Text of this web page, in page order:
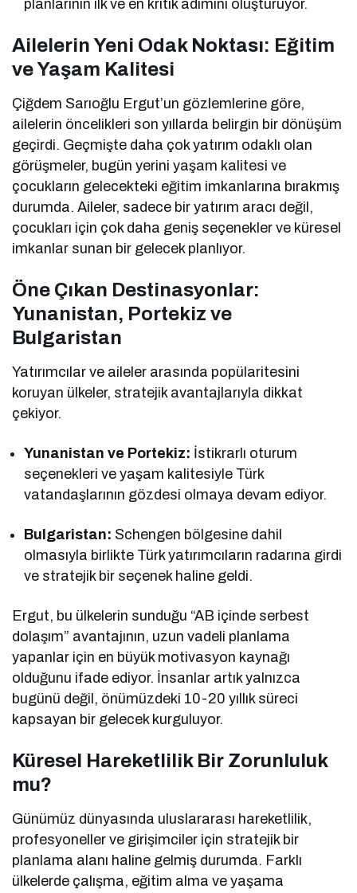
planlarının ilk ve en kritik adımını oluşturuyor.
Ailelerin Yeni Odak Noktası: Eğitim
ve Yaşam Kalitesi
Çiğdem Sarıoğlu Ergut’un gözlemlerine göre,
ailelerin öncelikleri son yıllarda belirgin bir dönüşüm
geçirdi. Geçmişte daha çok yatırım odaklı olan
görüşmeler, bugün yerini yaşam kalitesi ve
çocukların gelecekteki eğitim imkanlarına bırakmış
durumda. Aileler, sadece bir yatırım aracı değil,
çocukları için çok daha geniş seçenekler ve küresel
imkanlar sunan bir gelecek planlıyor.
Öne Çıkan Destinasyonlar:
Yunanistan, Portekiz ve
Bulgaristan
Yatırımcılar ve aileler arasında popülaritesini
koruyan ülkeler, stratejik avantajlarıyla dikkat
çekiyor.
Yunanistan ve Portekiz: İstikrarlı oturum
seçenekleri ve yaşam kalitesiyle Türk
vatandaşlarının gözdesi olmaya devam ediyor.
Bulgaristan: Schengen bölgesine dahil
olmasıyla birlikte Türk yatırımcıların radarına girdi
ve stratejik bir seçenek haline geldi.
Ergut, bu ülkelerin sunduğu “AB içinde serbest
dolaşım” avantajının, uzun vadeli planlama
yapanlar için en büyük motivasyon kaynağı
olduğunu ifade ediyor. İnsanlar artık yalnızca
bugünü değil, önümüzdeki 10-20 yıllık süreci
kapsayan bir gelecek kurguluyor.
Küresel Hareketlilik Bir Zorunluluk
mu?
Günümüz dünyasında uluslararası hareketlilik,
profesyoneller ve girişimciler için stratejik bir
planlama alanı haline gelmiş durumda. Farklı
ülkelerde çalışma, eğitim alma ve yaşama